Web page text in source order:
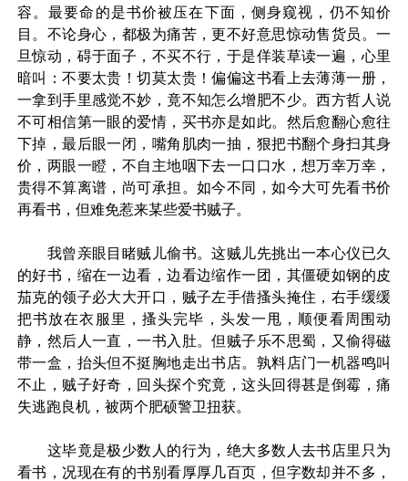
容。最要命的是书价被压在下面，侧身窥视，仍不知价
目。不论身心，都极为痛苦，更不好意思惊动售货员。一
旦惊动，碍于面子，不买不行，于是佯装草读一遍，心里
暗叫：不要太贵！切莫太贵！偏偏这书看上去薄薄一册，
一拿到手里感觉不妙，竟不知怎么增肥不少。西方哲人说
不可相信第一眼的爱情，买书亦是如此。然后愈翻心愈往
下掉，最后眼一闭，嘴角肌肉一抽，狠把书翻个身扫其身
价，两眼一瞪，不自主地咽下去一口口水，想万幸万幸，
贵得不算离谱，尚可承担。如今不同，如今大可先看书价
再看书，但难免惹来某些爱书贼子。
我曾亲眼目睹贼儿偷书。这贼儿先挑出一本心仪已久
的好书，缩在一边看，边看边缩作一团，其僵硬如钢的皮
茄克的领子必大大开口，贼子左手借搔头掩住，右手缓缓
把书放在衣服里，搔头完毕，头发一甩，顺便看周围动
静，然后人一直，一书入肚。但贼子乐不思蜀，又偷得磁
带一盒，抬头但不挺胸地走出书店。孰料店门一机器鸣叫
不止，贼子好奇，回头探个究竟，这头回得甚是倒霉，痛
失逃跑良机，被两个肥硕警卫扭获。
这毕竟是极少数人的行为，绝大多数人去书店里只为
看书，况现在有的书别看厚厚几百页，但字数却并不多，